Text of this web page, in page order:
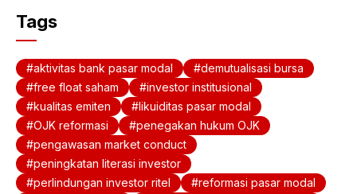
Tags
aktivitas bank pasar modal
demutualisasi bursa
free float saham
investor institusional
kualitas emiten
likuiditas pasar modal
OJK reformasi
penegakan hukum OJK
pengawasan market conduct
peningkatan literasi investor
perlindungan investor ritel
reformasi pasar modal